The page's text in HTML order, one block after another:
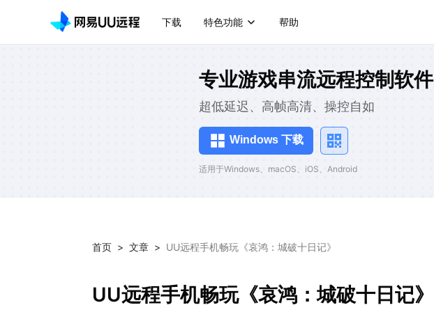
下载 特色功能 帮助
专业游戏串流远程控制软件
超低延迟、高帧高清、操控自如
Windows 下载
适用于Windows、macOS、iOS、Android
首页 > 文章 > UU远程手机畅玩《哀鸿：城破十日记》
UU远程手机畅玩《哀鸿：城破十日记》